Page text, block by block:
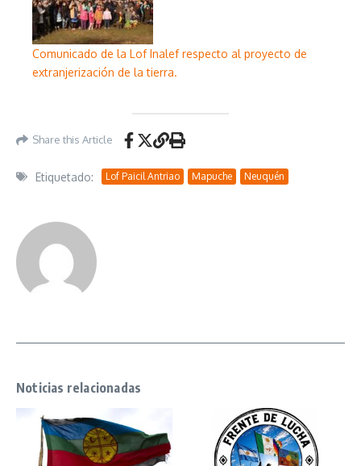
Comunicado de la Lof Inalef respecto al proyecto de
extranjerización de la tierra.
Share this Article
Etiquetado: Lof Paicil Antriao Mapuche Neuquén
Noticias relacionadas